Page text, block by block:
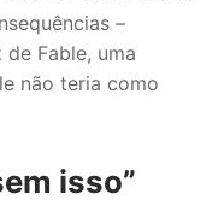
–
Fable, uma
não teria como
isso”